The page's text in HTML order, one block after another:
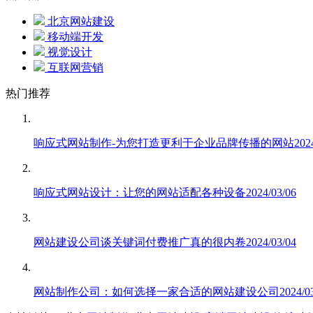
北京网站建设
移动端开发
视觉设计
互联网营销
热门推荐
响应式网站制作-为您打造更利于企业品牌传播的网站
响应式网站设计：让您的网站适配各种设备2024/03/06
网站建设公司谈关键词付费推广真的很内卷2024/03/04
网站制作公司：如何选择一家合适的网站建设公司 2024/